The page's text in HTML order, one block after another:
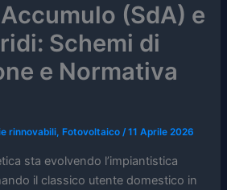
(SdA) e
Schemi di
e Normativa
rinnovabili, Fotovoltaico /11 Aprile 2026
sta evolvendo l’impiantistica
il classico utente domestico in